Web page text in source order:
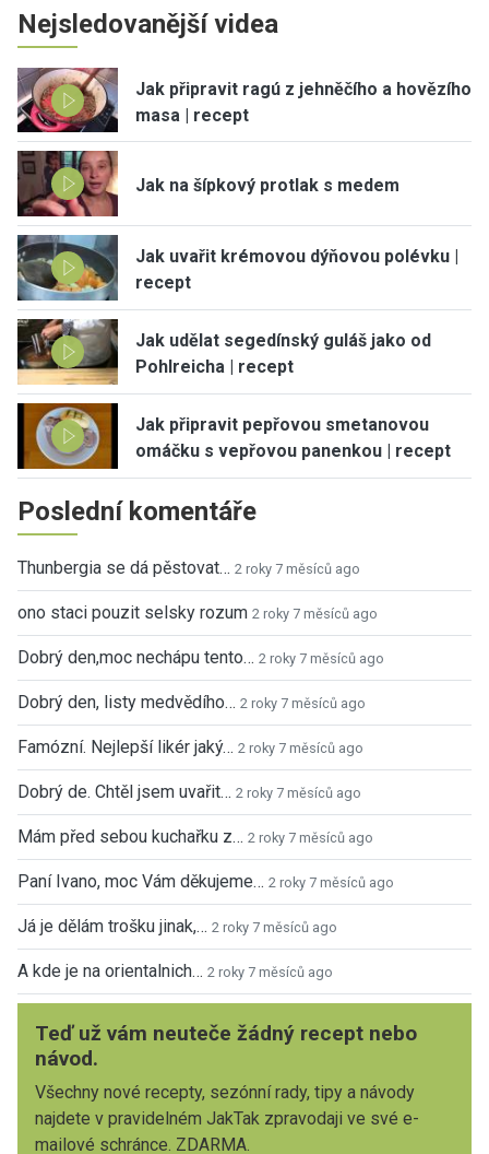
Nejsledovanější videa
Jak připravit ragú z jehněčího a hovězího
masa | recept
Jak na šípkový protlak s medem
Jak uvařit krémovou dýňovou polévku |
recept
Jak udělat segedínský guláš jako od
Pohlreicha | recept
Jak připravit pepřovou smetanovou
omáčku s vepřovou panenkou | recept
Poslední komentáře
Thunbergia se dá pěstovat… 2 roky 7 měsíců ago
ono staci pouzit selsky rozum 2 roky 7 měsíců ago
Dobrý den,moc nechápu tento… 2 roky 7 měsíců ago
Dobrý den, listy medvědího… 2 roky 7 měsíců ago
Famózní. Nejlepší likér jaký… 2 roky 7 měsíců ago
Dobrý de. Chtěl jsem uvařit… 2 roky 7 měsíců ago
Mám před sebou kuchařku z… 2 roky 7 měsíců ago
Paní Ivano, moc Vám děkujeme… 2 roky 7 měsíců ago
Já je dělám trošku jinak,… 2 roky 7 měsíců ago
A kde je na orientalnich… 2 roky 7 měsíců ago
Teď už vám neuteče žádný recept nebo
návod.
Všechny nové recepty, sezónní rady, tipy a návody
najdete v pravidelném JakTak zpravodaji ve své e-
mailové schránce. ZDARMA.